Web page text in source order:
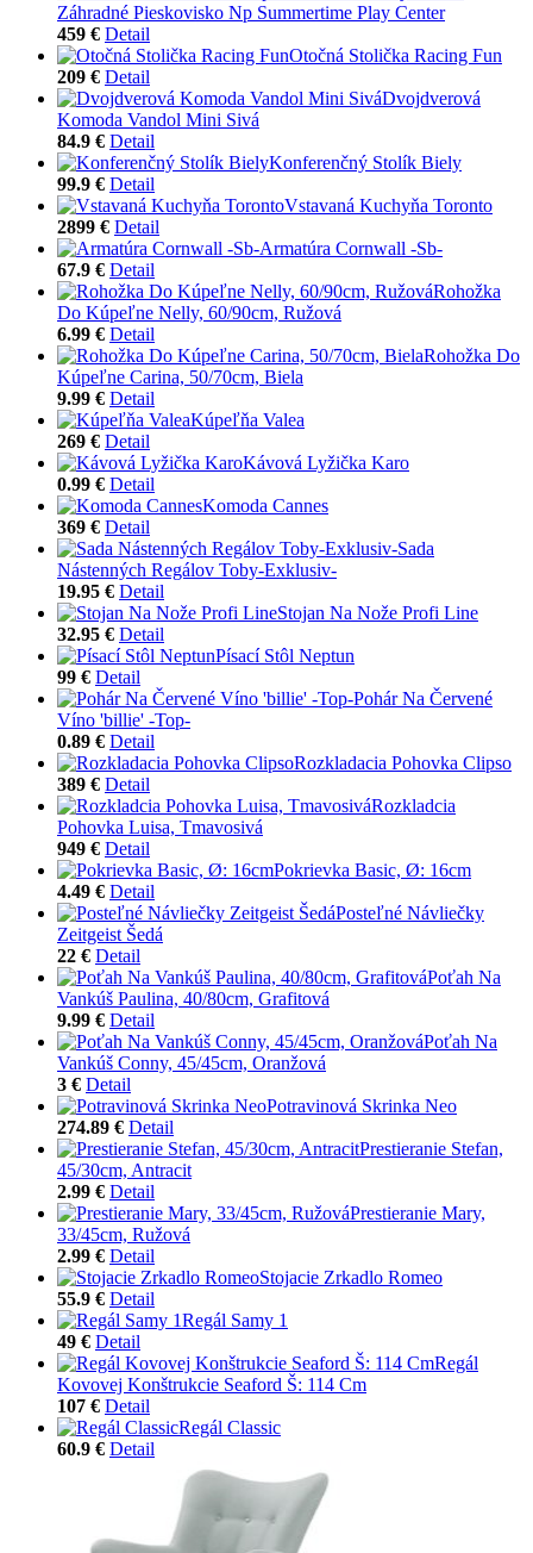
Záhradné Pieskovisko Np Summertime Play Center
459 € Detail
Otočná Stolička Racing Fun
209 € Detail
Dvojdverová
Komoda Vandol Mini Sivá
84.9 € Detail
Konferenčný Stolík Biely
99.9 € Detail
Vstavaná Kuchyňa Toronto
2899 € Detail
Armatúra Cornwall -Sb-
67.9 € Detail
Rohožka
Do Kúpeľne Nelly, 60/90cm, Ružová
6.99 € Detail
Rohožka Do
Kúpeľne Carina, 50/70cm, Biela
9.99 € Detail
Kúpeľňa Valea
269 € Detail
Kávová Lyžička Karo
0.99 € Detail
Komoda Cannes
369 € Detail
Sada
Nástenných Regálov Toby-Exklusiv-
19.95 € Detail
Stojan Na Nože Profi Line
32.95 € Detail
Písací Stôl Neptun
99 € Detail
Pohár Na Červené
Víno 'billie' -Top-
0.89 € Detail
Rozkladacia Pohovka Clipso
389 € Detail
Rozkladcia
Pohovka Luisa, Tmavosivá
949 € Detail
Pokrievka Basic, Ø: 16cm
4.49 € Detail
Posteľné Návliečky
Zeitgeist Šedá
22 € Detail
Poťah Na
Vankúš Paulina, 40/80cm, Grafitová
9.99 € Detail
Poťah Na
Vankúš Conny, 45/45cm, Oranžová
3 € Detail
Potravinová Skrinka Neo
274.89 € Detail
Prestieranie Stefan,
45/30cm, Antracit
2.99 € Detail
Prestieranie Mary,
33/45cm, Ružová
2.99 € Detail
Stojacie Zrkadlo Romeo
55.9 € Detail
Regál Samy 1
49 € Detail
Regál
Kovovej Konštrukcie Seaford Š: 114 Cm
107 € Detail
Regál Classic
60.9 € Detail